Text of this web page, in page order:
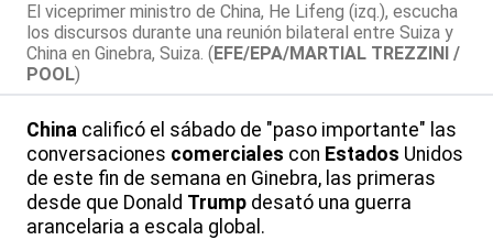
El viceprimer ministro de China, He Lifeng (izq.), escucha
los discursos durante una reunión bilateral entre Suiza y
China en Ginebra, Suiza. (EFE/EPA/MARTIAL TREZZINI /
POOL)
China calificó el sábado de "paso importante" las
conversaciones comerciales con Estados Unidos
de este fin de semana en Ginebra, las primeras
desde que Donald Trump desató una guerra
arancelaria a escala global.